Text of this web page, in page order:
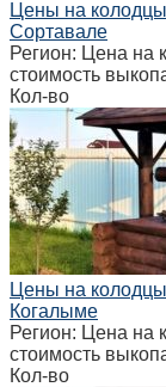
Цены на
Сортавале
Регион: Цена на
стоимость
Кол-во
Цены на
Когалыме
Регион: Цена на
стоимость
Кол-во